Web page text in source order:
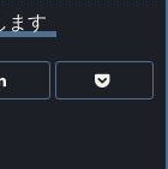
ます